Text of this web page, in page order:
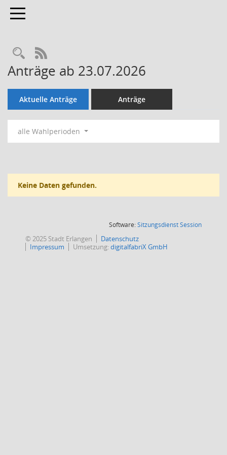
Toggle navigation
Rechercheauswahl
RSS-Feed
Anträge ab 23.07.2026
Aktuelle Anträge Anträge
alle Wahlperioden
Keine Daten gefunden.
Software:SitzungsdienstSession(Wird in
© 2025 Stadt Erlangen
Datenschutz
Impressum
Umsetzung:digitalfabriX GmbH